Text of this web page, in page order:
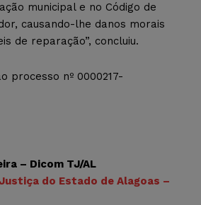
municipal e no Código de
causando-lhe danos morais
de reparação”, concluiu.
processo nº 0000217-
– Dicom TJ/AL
do Estado de Alagoas –